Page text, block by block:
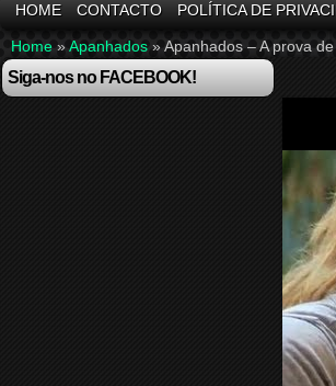
HOME CONTACTO POLÍTICA DE
Home »Apanhados »Apanhados – A prova
Siga-nos no FACEBOOK!